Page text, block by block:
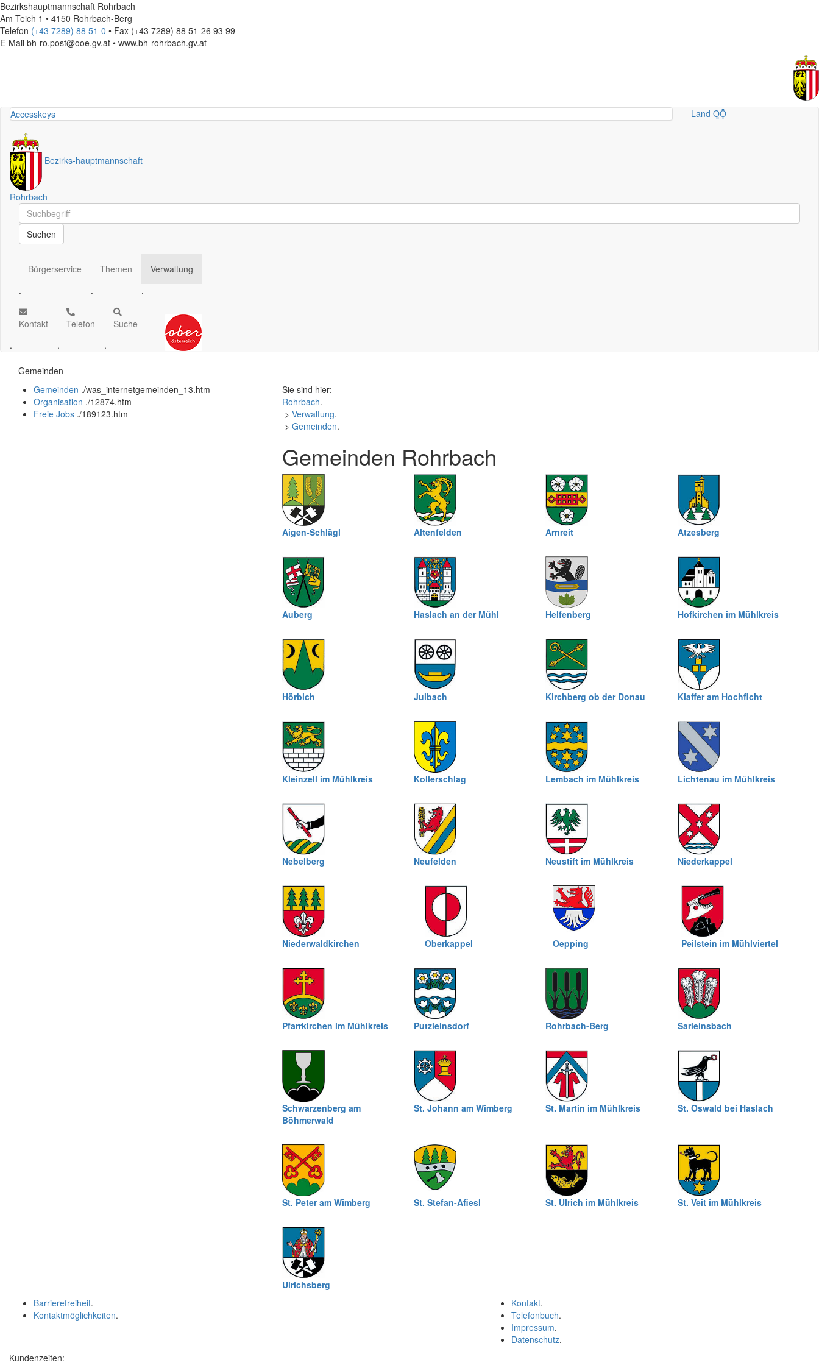
Bezirkshauptmannschaft Rohrbach
Am Teich 1 • 4150 Rohrbach-Berg
Telefon (+43 7289) 88 51-0 • Fax (+43 7289) 88 51-26 93 99
E-Mail bh-ro.post@ooe.gv.at • www.bh-rohrbach.gv.at
Accesskeys LandOÖ
Bezirks-hauptmannschaft
Rohrbach
Schnellsuche
Schnellsuche
Suchen
Bürgerservice
.
Themen
.
Verwaltung
.
Kontakt
.
Telefon
.
Suche
.
Gemeinden
Gemeinden ./was_internetgemeinden_13.htm
Organisation ./12874.htm
Freie Jobs ./189123.htm
Sie sind hier:
Rohrbach.
> Verwaltung.
> Gemeinden.
Gemeinden Rohrbach
Aigen-Schlägl Altenfelden Arnreit Atzesberg
Auberg Haslach an der Mühl Helfenberg Hofkirchen im Mühlkreis
Hörbich Julbach Kirchberg ob der Donau Klaffer am Hochficht
Kleinzell im Mühlkreis Kollerschlag Lembach im Mühlkreis Lichtenau im Mühlkreis
Nebelberg Neufelden Neustift im Mühlkreis Niederkappel
Niederwaldkirchen Oberkappel Oepping Peilstein im Mühlviertel
Pfarrkirchen im Mühlkreis Putzleinsdorf Rohrbach-Berg Sarleinsbach
Schwarzenberg am
Böhmerwald
St. Johann am Wimberg St. Martin im Mühlkreis St. Oswald bei Haslach
St. Peter am Wimberg St. Stefan-Afiesl St. Ulrich im Mühlkreis St. Veit im Mühlkreis
Ulrichsberg
Kontakt.
Telefonbuch.
Impressum.
Datenschutz.
Barrierefreiheit.
Kontaktmöglichkeiten.
Kundenzeiten: